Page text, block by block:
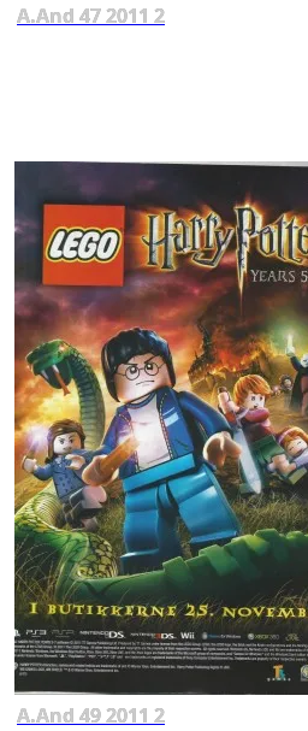
A.And 47 2011 2
A.And 49 2011 2